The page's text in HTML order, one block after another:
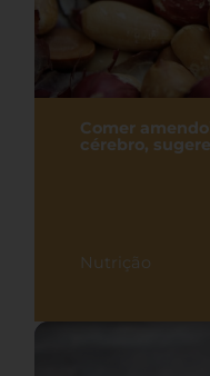
Comer
cérebro,
Nutrição